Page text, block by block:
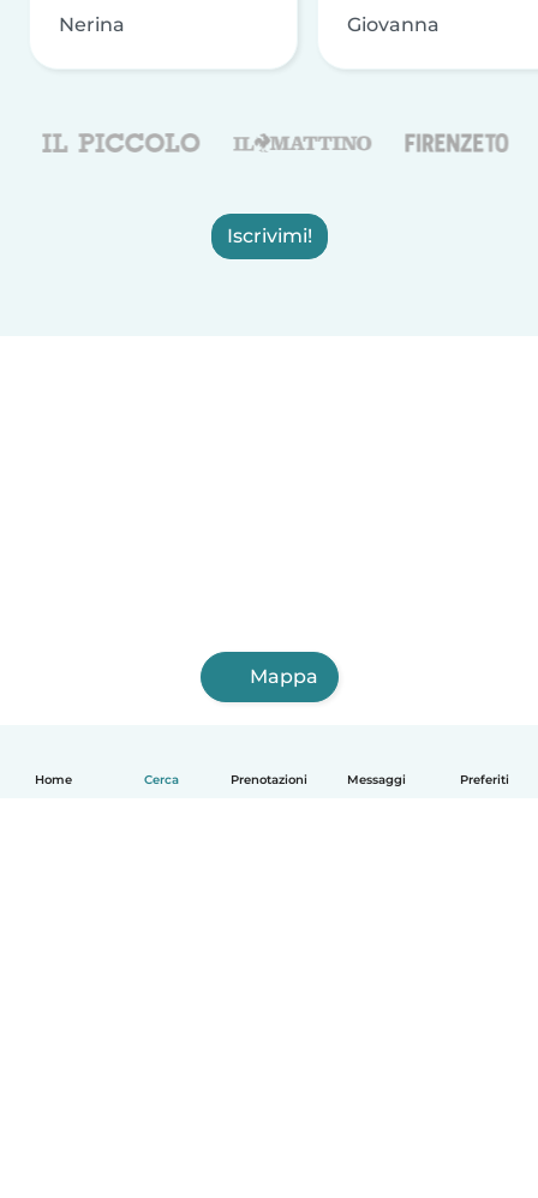
Home Cerca Prenotazioni Messaggi Preferiti
Nerina Giovanna
Iscrivimi!
Mappa